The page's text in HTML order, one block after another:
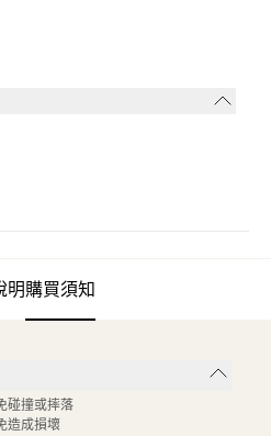
明購買須知
碰撞或摔落
造成損壞